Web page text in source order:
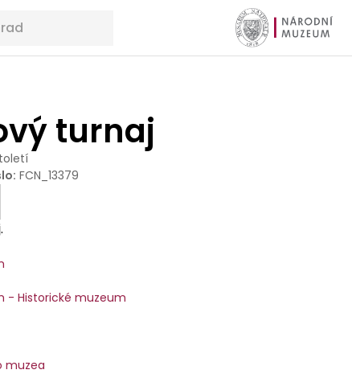
turnaj
: FCN_13379
- Historické muzeum
muzea